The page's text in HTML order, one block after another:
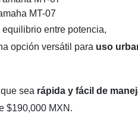
MT-07
entre potencia,
opción versátil para uso
sea rápida y fácil de
$190,000 MXN.